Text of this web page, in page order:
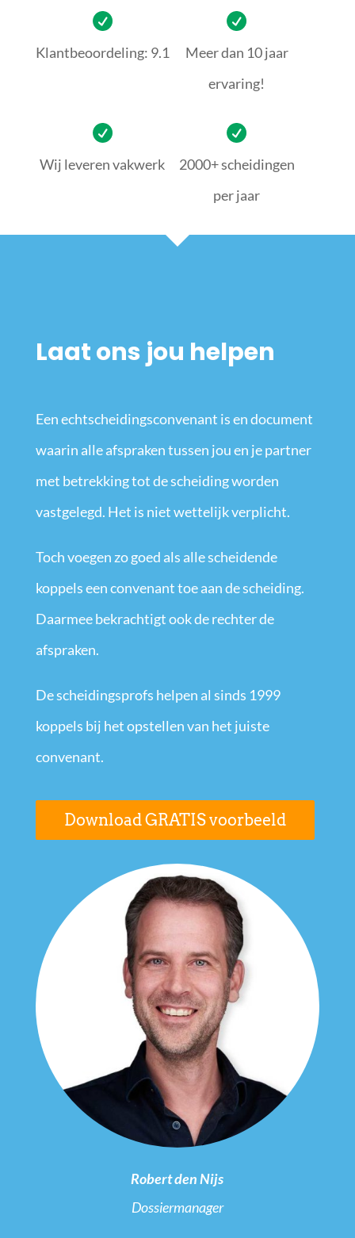
Klantbeoordeling: 9.1
Meer dan 10 jaar
ervaring!
Wij leveren vakwerk
2000+ scheidingen
per jaar
Laat ons jou helpen
Een echtscheidingsconvenant is en document
waarin alle afspraken tussen jou en je partner
met betrekking tot de scheiding worden
vastgelegd. Het is niet wettelijk verplicht.
Toch voegen zo goed als alle scheidende
koppels een convenant toe aan de scheiding.
Daarmee bekrachtigt ook de rechter de
afspraken.
De scheidingsprofs helpen al sinds 1999
koppels bij het opstellen van het juiste
convenant.
Download GRATIS voorbeeld
Robert den Nijs
Dossiermanager